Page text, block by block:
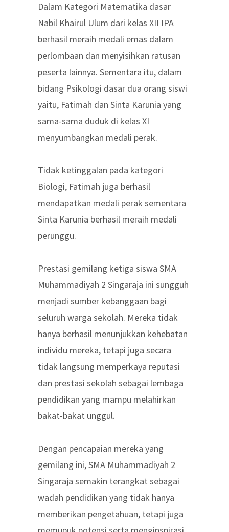
Dalam Kategori Matematika dasar
Nabil Khairul Ulum dari kelas XII IPA
berhasil meraih medali emas dalam
perlombaan dan menyisihkan ratusan
peserta lainnya. Sementara itu, dalam
bidang Psikologi dasar dua orang siswi
yaitu, Fatimah dan Sinta Karunia yang
sama-sama duduk di kelas XI
menyumbangkan medali perak.
Tidak ketinggalan pada kategori
Biologi, Fatimah juga berhasil
mendapatkan medali perak sementara
Sinta Karunia berhasil meraih medali
perunggu.
Prestasi gemilang ketiga siswa SMA
Muhammadiyah 2 Singaraja ini sungguh
menjadi sumber kebanggaan bagi
seluruh warga sekolah. Mereka tidak
hanya berhasil menunjukkan kehebatan
individu mereka, tetapi juga secara
tidak langsung memperkaya reputasi
dan prestasi sekolah sebagai lembaga
pendidikan yang mampu melahirkan
bakat-bakat unggul.
Dengan pencapaian mereka yang
gemilang ini, SMA Muhammadiyah 2
Singaraja semakin terangkat sebagai
wadah pendidikan yang tidak hanya
memberikan pengetahuan, tetapi juga